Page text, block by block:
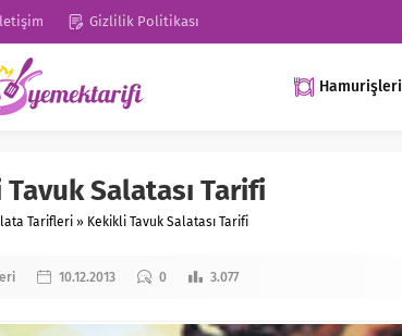
Gizlilik Politikası
Hamurişleri
Salatası Tarifi
Tarifleri » Kekikli Tavuk Salatası Tarifi
10.12.2013 0 3.077